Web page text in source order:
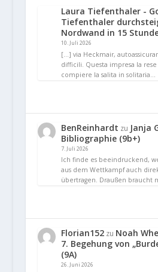
Laura Tiefenthaler -
Tiefenthaler
Nordwand in 15
10. Juli 2026
[…] via Heckmair,
difficili. Questa impresa la
compiere la salita in solitaria…
BenReinhardt zu Janja
Bibliographie (9b+)
7. Juli 2026
Ich finde es beeindruckend,
aus dem Wettkampf auch
übertragen. Draußen braucht
Florian152zu Noah
7. Begehung von
(9A)
26. Juni 2026